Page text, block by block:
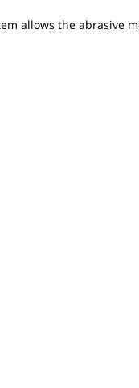
allows the abrasive